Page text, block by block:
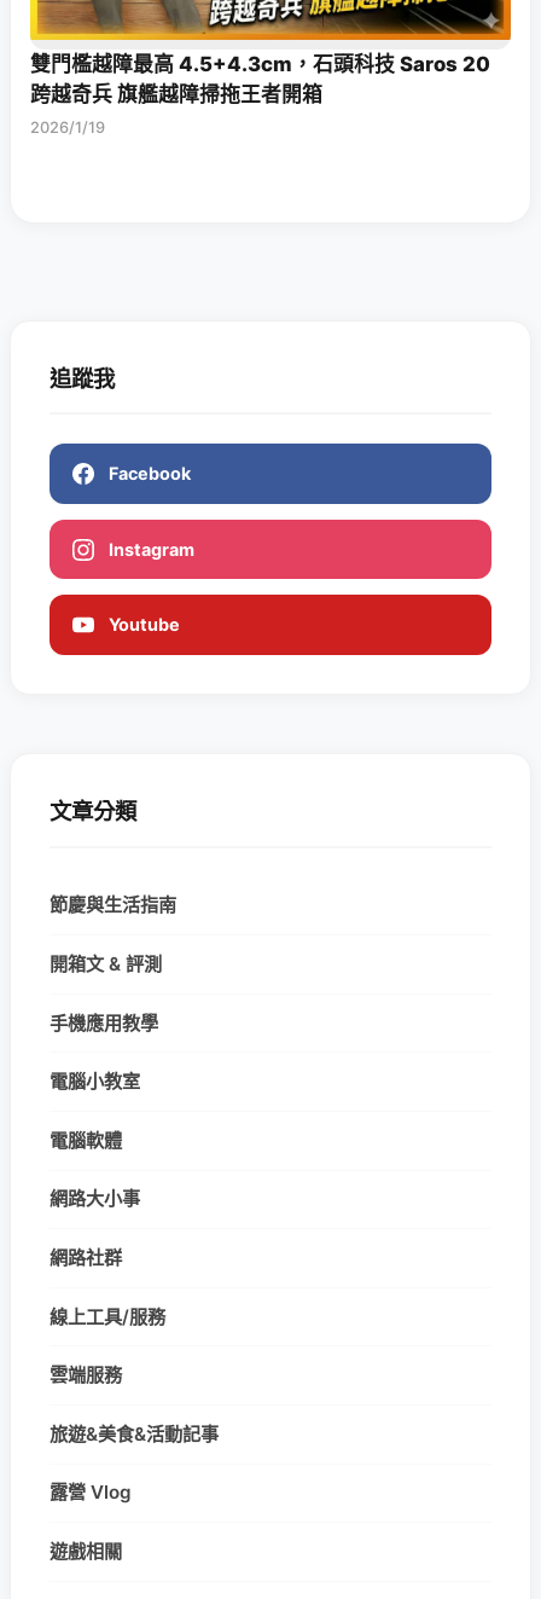
雙門檻越障最高 4.5+4.3cm，石頭科技 Saros 20
跨越奇兵 旗艦越障掃拖王者開箱
2026/1/19
追蹤我
Facebook
Instagram
Youtube
文章分類
節慶與生活指南
開箱文 & 評測
手機應用教學
電腦小教室
電腦軟體
網路大小事
網路社群
線上工具/服務
雲端服務
旅遊&美食&活動記事
露營 Vlog
遊戲相關